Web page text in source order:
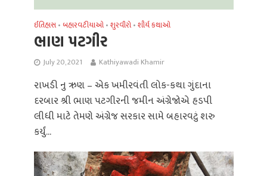
ઈતિહાસ • બહારવટીયાઓ • શુરવીરો • શૌર્ય કથાઓ
ભાણ પટગીર
July 20, 2021 Kathiyawadi Khamir
રાખડી નુ ઋણ – એક ખમીરવંતી લોક-કથા ગુંદાના
દરબાર શ્રી ભાણ પટગીરની જમીન અંગ્રેજોએ હડપી
લીધી માટે તેમણે અંગ્રેજ સરકાર સામે બહારવટું શરુ
કર્યું...